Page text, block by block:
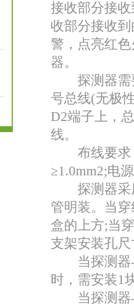
接收部分接
收部分接收
警，点亮红
器。
探测器需要
号总线(无极
D2端子上，
线。
布线要求：
≥1.0mm2;电
探测器采用
管明装。当
盒的上方;当
支架安装孔
当探测器与
时，需安装1
当探测器与